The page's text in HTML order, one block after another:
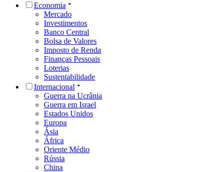
Economia
Mercado
Investimentos
Banco Central
Bolsa de Valores
Imposto de Renda
Finanças Pessoais
Loterias
Sustentabilidade
Internacional
Guerra na Ucrânia
Guerra em Israel
Estados Unidos
Europa
Ásia
África
Oriente Médio
Rússia
China